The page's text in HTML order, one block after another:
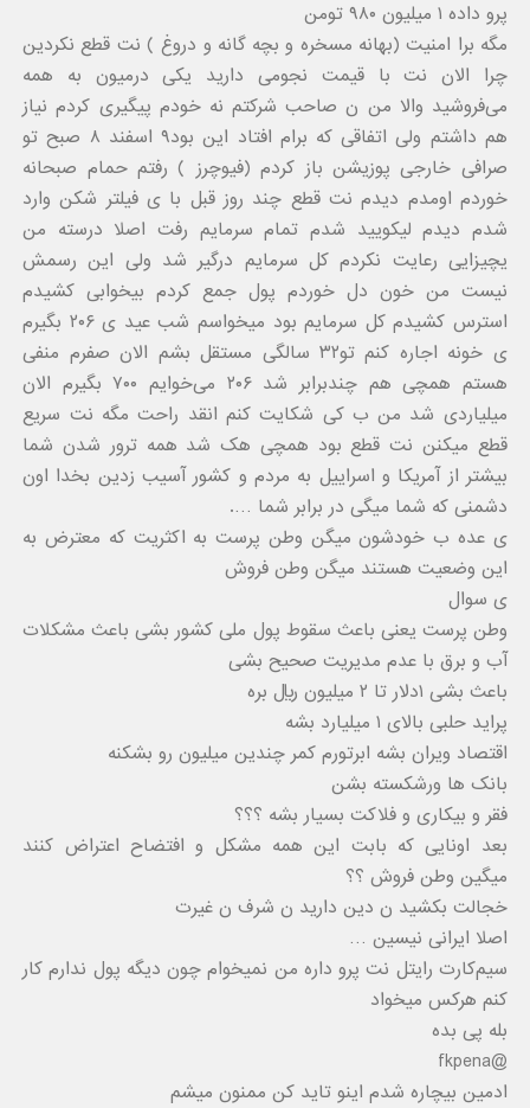
پرو داده ۱ میلیون ۹۸۰ تومن
مگه برا امنیت (بهانه مسخره و بچه گانه و دروغ ) نت قطع نکردین
چرا الان نت با قیمت نجومی دارید یکی درمیون به همه
می‌فروشید والا من ن صاحب شرکتم نه خودم پیگیری کردم نیاز
هم داشتم ولی اتفاقی که برام افتاد این بود۹ اسفند ۸ صبح تو
صرافی خارجی پوزیشن باز کردم (فیوچرز ) رفتم حمام صبحانه
خوردم اومدم دیدم نت قطع چند روز قبل با ی فیلتر شکن وارد
شدم دیدم لیکویید شدم تمام سرمایم رفت اصلا درسته من
یچیزایی رعایت نکردم کل سرمایم درگیر شد ولی این رسمش
نیست من خون دل خوردم پول جمع کردم بیخوابی کشیدم
استرس کشیدم کل سرمایم بود میخواسم شب عید ی ۲۰۶ بگیرم
ی خونه اجاره کنم تو۳۲ سالگی مستقل بشم الان صفرم منفی
هستم همچی هم چندبرابر شد ۲۰۶ می‌خوایم ۷۰۰ بگیرم الان
میلیاردی شد من ب کی شکایت کنم انقد راحت مگه نت سریع
قطع میکنن نت قطع بود همچی هک شد همه ترور شدن شما
بیشتر از آمریکا و اسراییل به مردم و کشور آسیب زدین بخدا اون
دشمنی که شما میگی در برابر شما ….
ی عده ب خودشون میگن وطن پرست به اکثریت که معترض به
این وضعیت هستند میگن وطن فروش
ی سوال
وطن پرست یعنی باعث سقوط پول ملی کشور بشی باعث مشکلات
آب و برق با عدم مدیریت صحیح بشی
باعث بشی ۱دلار تا ۲ میلیون ریال بره
پراید حلبی بالای ۱ میلیارد بشه
اقتصاد ویران بشه ابرتورم کمر چندین میلیون رو بشکنه
بانک ها ورشکسته بشن
فقر و بیکاری و فلاکت بسیار بشه ؟؟؟
بعد اونایی که بابت این همه مشکل و افتضاح اعتراض کنند
میگین وطن فروش ؟؟
خجالت بکشید ن دین دارید ن شرف ن غیرت
اصلا ایرانی نیسین …
سیم‌کارت رایتل نت پرو داره من نمیخوام چون دیگه پول ندارم کار
کنم هرکس میخواد
بله پی بده
@fkpena
ادمین بیچاره شدم اینو تاید کن ممنون میشم